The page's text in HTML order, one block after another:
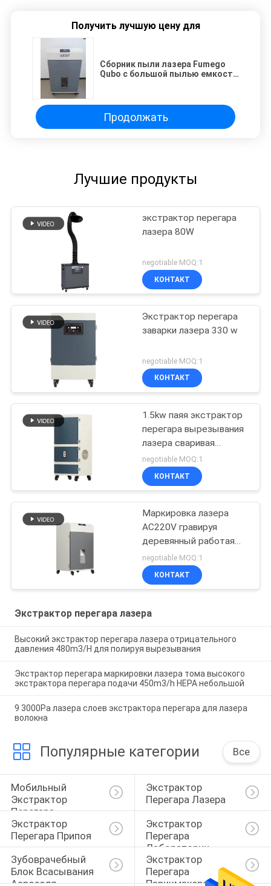
Получить лучшую цену для
Сборник пыли лазера Fumego
Qubo с большой пылью емкости
Продолжать
Лучшие продукты
экстрактор перегара
лазера 80W
negotiable MOQ:1
КОНТАКТ
Экстрактор перегара
заварки лазера 330 w
negotiable MOQ:1
КОНТАКТ
1.5kw паяя экстрактор
перегара вырезывания
лазера сваривая
очищая
negotiable MOQ:1
КОНТАКТ
Маркировка лазера
AC220V гравируя
деревянный работая
экстрактор перегара
пыли
negotiable MOQ:1
КОНТАКТ
Экстрактор перегара лазера
Высокий экстрактор перегара лазера отрицательного
давления 480m3/H для полируя вырезывания
Экстрактор перегара маркировки лазера тома высокого
экстрактора перегара подачи 450m3/h HEPA небольшой
9 3000Pa лазера слоев экстрактора перегара для лазера
волокна
Популярные категории Все
Мобильный
Экстрактор
Перегара
Экстрактор
Перегара Лазера
Экстрактор
Перегара Припоя
Экстрактор
Перегара
Лаборатории
Зубоврачебный
Блок Всасывания
Экстрактор
Перегара